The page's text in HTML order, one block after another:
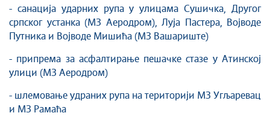
Екологија
Млади у локалној самоуправи
Међународна сарадња
Избори
- санација ударних рупа у улицама Сушичка, Другог
српског устанка (МЗ Аеродром), Луја Пастера, Војводе
Путника и Војводе Мишића (МЗ Вашариште)
- припрема за асфалтирање пешачке стазе у Атинској
улици (МЗ Аеродром)
- шлемовање удраних рупа на територији МЗ Угљаревац
и МЗ Рамаћа